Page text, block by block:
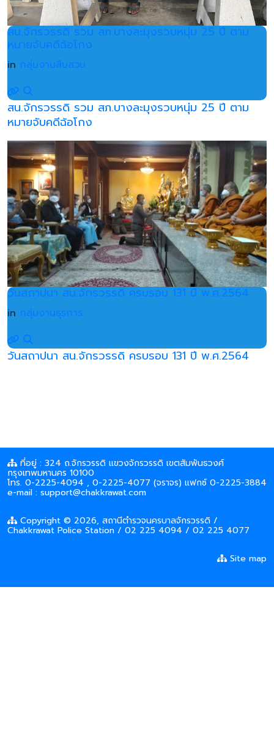
สน.จักรวรรดิ รวม สภ.บางละมุงรวบหนุ่ม 25 ปี ตาม
หมายจับคดีฉ้อโกง
in กลุ่มงานสืบสวน
สน.จักรวรรดิ รวม สภ.บางละมุงรวบหนุ่ม 25 ปี ตาม
หมายจับคดีฉ้อโกง
วันสถาปนา สน.จักรวรรดิ ครบรอบ 131 ปี พ.ศ.2564
in กลุ่มงานธุรการ
วันสถาปนา สน.จักรวรรดิ ครบรอบ 131 ปี พ.ศ.2564
ที่อยู่ : 324 ถ.จักรวรรดิ แขวงจักรวรรดิ เขตสัมพันธวงศ์
กรุงเทพมหานคร 10100
โทร. 0-2225-4094 , 0-2225-4077 (จราจร) แฟกซ์ 0-2225-3884
e-mail : support@chakkrawat.com
Copyright © 2026, สถานีตำรวจนครบาลจักรวรรดิ /
Chakkrawat Police Station / 02 225 4094 / 02 225 4077
Site map